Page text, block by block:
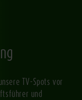
TV-Spots vor
und